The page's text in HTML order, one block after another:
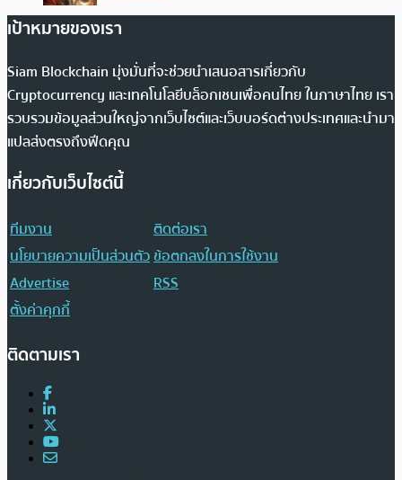
เป้าหมายของเรา
Siam Blockchain มุ่งมั่นที่จะช่วยนำเสนอสารเกี่ยวกับ
Cryptocurrency และเทคโนโลยีบล็อกเชนเพื่อคนไทย ในภาษาไทย เรา
รวบรวมข้อมูลส่วนใหญ่จากเว็บไซต์และเว็บบอร์ดต่างประเทศและนำมา
แปลส่งตรงถึงฟีดคุณ
เกี่ยวกับเว็บไซต์นี้
ทีมงาน
ติดต่อเรา
นโยบายความเป็นส่วนตัวข้อตกลงในการใช้งาน
Advertise
RSS
ตั้งค่าคุกกี้
ติดตามเรา